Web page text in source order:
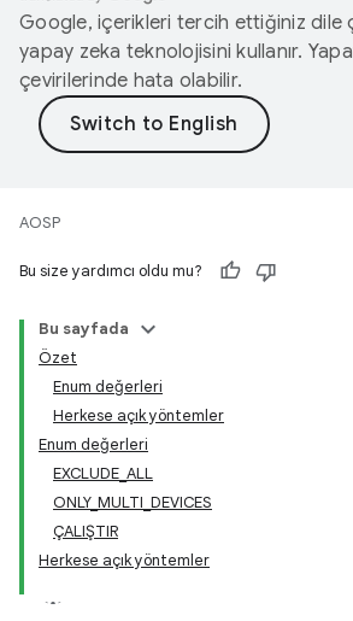
Google, içerikleri tercih ettiğiniz dile
yapay zeka teknolojisini kullanır.
çevirilerinde hata olabilir.
AOSP
Bu size yardımcı oldu mu?
Bu sayfada
Özet
Enum değerleri
Herkese açık yöntemler
Enum değerleri
EXCLUDE_ALL
ONLY_MULTI_DEVICES
ÇALIŞTIR
Herkese açık yöntemler